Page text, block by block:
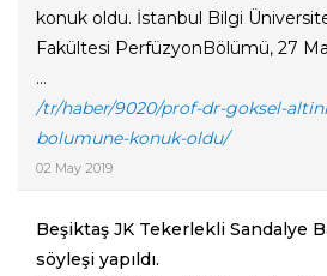
konuk oldu. İstanbul Bilgi
Fakültesi PerfüzyonBölümü, 27
...
/tr/haber/9020/prof-dr-goksel-
bolumune-konuk-oldu/
02 May 2019
Beşiktaş JK Tekerlekli Sandalye
söyleşi yapıldı.